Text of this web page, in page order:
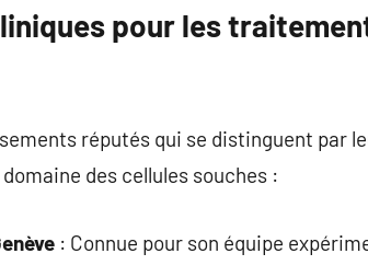
pour les
réputés qui se distinguent par
des cellules souches :
: Connue pour son équipe